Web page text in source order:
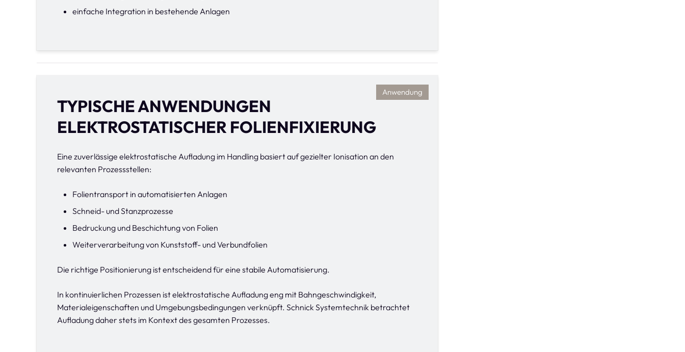
einfache Integration in bestehende Anlagen
Anwendung
TYPISCHE ANWENDUNGEN
ELEKTROSTATISCHER FOLIENFIXIERUNG
Eine zuverlässige elektrostatische Aufladung im Handling basiert auf gezielter Ionisation an den
relevanten Prozessstellen:
Folientransport in automatisierten Anlagen
Schneid- und Stanzprozesse
Bedruckung und Beschichtung von Folien
Weiterverarbeitung von Kunststoff- und Verbundfolien
Die richtige Positionierung ist entscheidend für eine stabile Automatisierung.
In kontinuierlichen Prozessen ist elektrostatische Aufladung eng mit Bahngeschwindigkeit,
Materialeigenschaften und Umgebungsbedingungen verknüpft. Schnick Systemtechnik betrachtet
Aufladung daher stets im Kontext des gesamten Prozesses.